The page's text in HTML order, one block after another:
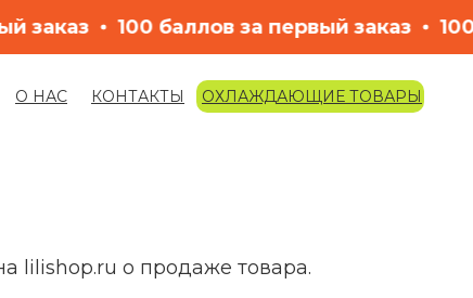
заказ 100 баллов за первый заказ
О НАС КОНТАКТЫ ОХЛАЖДАЮЩИЕ ТОВАРЫ
lilishop.ru о продаже товара.